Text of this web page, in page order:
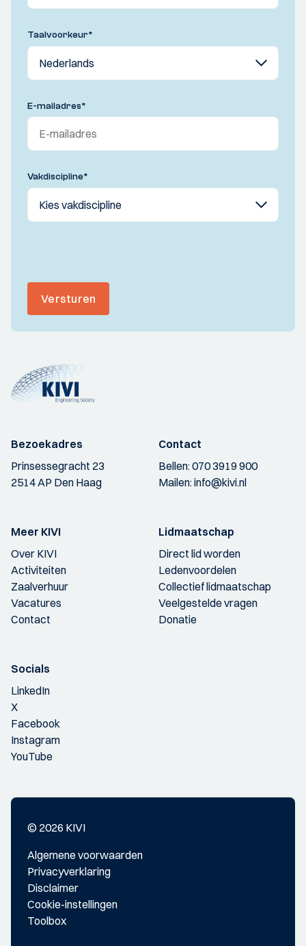
Taalvoorkeur*
E-mailadres*
Vakdiscipline*
Versturen
Bezoekadres
Prinsessegracht 23
2514 AP Den Haag
Contact
Bellen:070 3919 900
Mailen:info@kivi.nl
Meer KIVI
Over KIVI
Activiteiten
Zaalverhuur
Vacatures
Contact
Lidmaatschap
Direct lid worden
Ledenvoordelen
Collectief lidmaatschap
Veelgestelde vragen
Donatie
Socials
LinkedIn
X
Facebook
Instagram
YouTube
© 2026 KIVI
Algemene voorwaarden
Privacyverklaring
Disclaimer
Cookie-instellingen
Toolbox